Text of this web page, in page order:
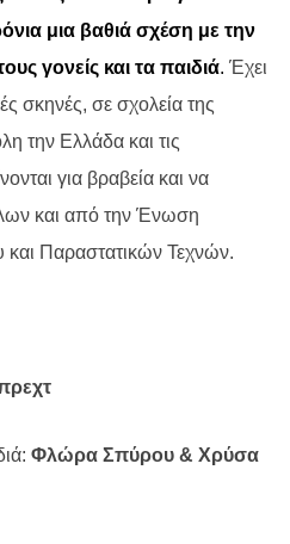
μια βαθιά σχέση με την
γονείς και τα παιδιά. Έχει
σκηνές, σε σχολεία της
την Ελλάδα και τις
για βραβεία και να
και από την Ένωση
και Παραστατικών Τεχνών.
Φλώρα Σπύρου & Χρύσα